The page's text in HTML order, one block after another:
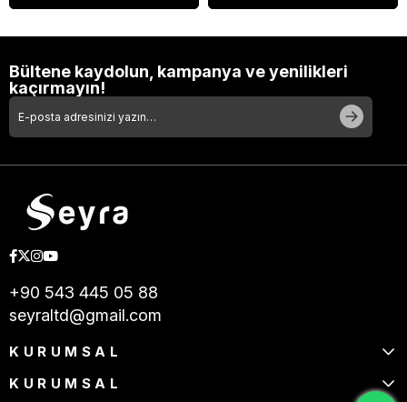
Bültene kaydolun, kampanya ve yenilikleri
kaçırmayın!
+90 543 445 05 88
seyraltd@gmail.com
KURUMSAL
KURUMSAL